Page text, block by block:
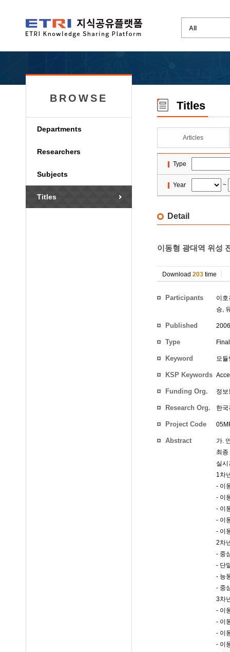
BROWSE
Departments
Researchers
Subjects
Titles
Titles
Articles
Type
Year ~
Detail
이동형 광대역 위성
Download 203 time
Participants
이호
승,
Published
Type
Keyword 모
KSP Keywords
Funding Org. 정보
Research Org. 한
Project Code
Abstract
가.
최
실
1차
- 이
- 이
- 이
- 이
- 이
2차
- 중
- 단
- 능
- 중
3차
- 이
- 이
- 이
- 이